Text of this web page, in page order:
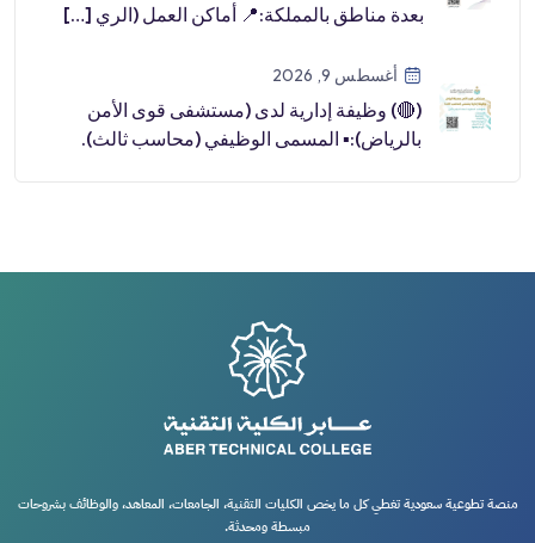
بعدة مناطق بالمملكة:📍 أماكن العمل (الري […]
أغسطس 9, 2026
(🔴) وظيفة إدارية لدى (مستشفى قوى الأمن
بالرياض):▪️ المسمى الوظيفي (محاسب ثالث).
منصة تطوعية سعودية تغطي كل ما يخص الكليات التقنية، الجامعات، المعاهد، والوظائف بشروحات
مبسطة ومحدثة.